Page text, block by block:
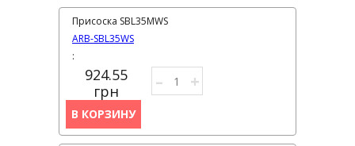
ARB-SBL35WS
Присоска SBL35MWS
924.55
грн
:
– +
В КОРЗИНУ